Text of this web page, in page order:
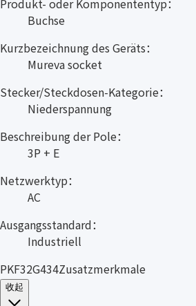
Buchse
Kurzbezeichnung des Geräts：
Mureva socket
Stecker/Steckdosen-Kategorie：
Niederspannung
Beschreibung der Pole：
3P + E
Netzwerktyp：
AC
Ausgangsstandard：
Industriell
PKF32G434Zusatzmerkmale
收起